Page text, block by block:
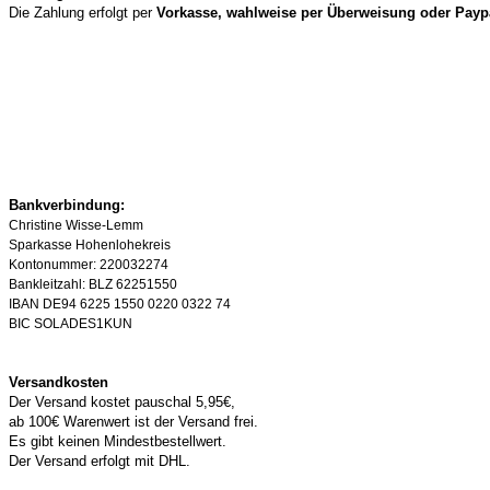
Die Zahlung erfolgt per Vorkasse, wahlweise per Überweisung oder
Bankverbindung:
Christine Wisse-Lemm
Sparkasse Hohenlohekreis
Kontonummer: 220032274
Bankleitzahl: BLZ 62251550
IBAN DE94 6225 1550 0220 0322 74
BIC SOLADES1KUN
Versandkosten
Der Versand kostet pauschal 5,95€,
ab 100€ Warenwert ist der Versand frei.
Es gibt keinen Mindestbestellwert.
Der Versand erfolgt mit DHL.